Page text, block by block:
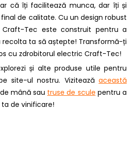
că îți facilitează munca, dar îți și
de calitate. Cu un design robust
Craft-Tec este construit pentru a
recolta ta să aștepte! Transformă-ți
cu zdrobitorul electric Craft-Tec!
și alte produse utile pentru
site-ul nostru. Vizitează această
mână sau truse de scule pentru a
de vinificare!